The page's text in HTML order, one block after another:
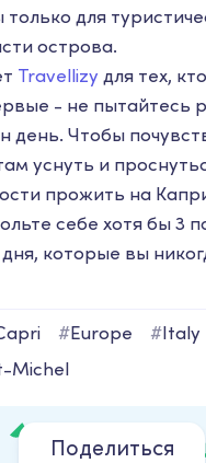
для
острова.
Travellizy для тех,
- не пытайтесь
день. Чтобы
уснуть и
прожить на
себе хотя бы 3
которые вы
#Europe #Italy
Michel
Поделиться